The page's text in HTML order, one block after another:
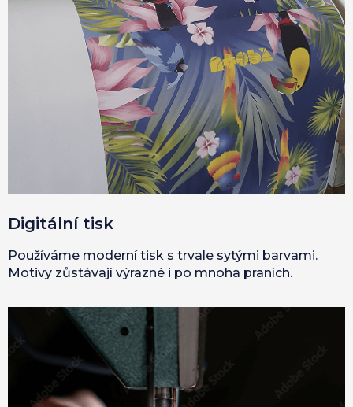
Digitální tisk
Používáme moderní tisk s trvale sytými barvami.
Motivy zůstávají výrazné i po mnoha praních.